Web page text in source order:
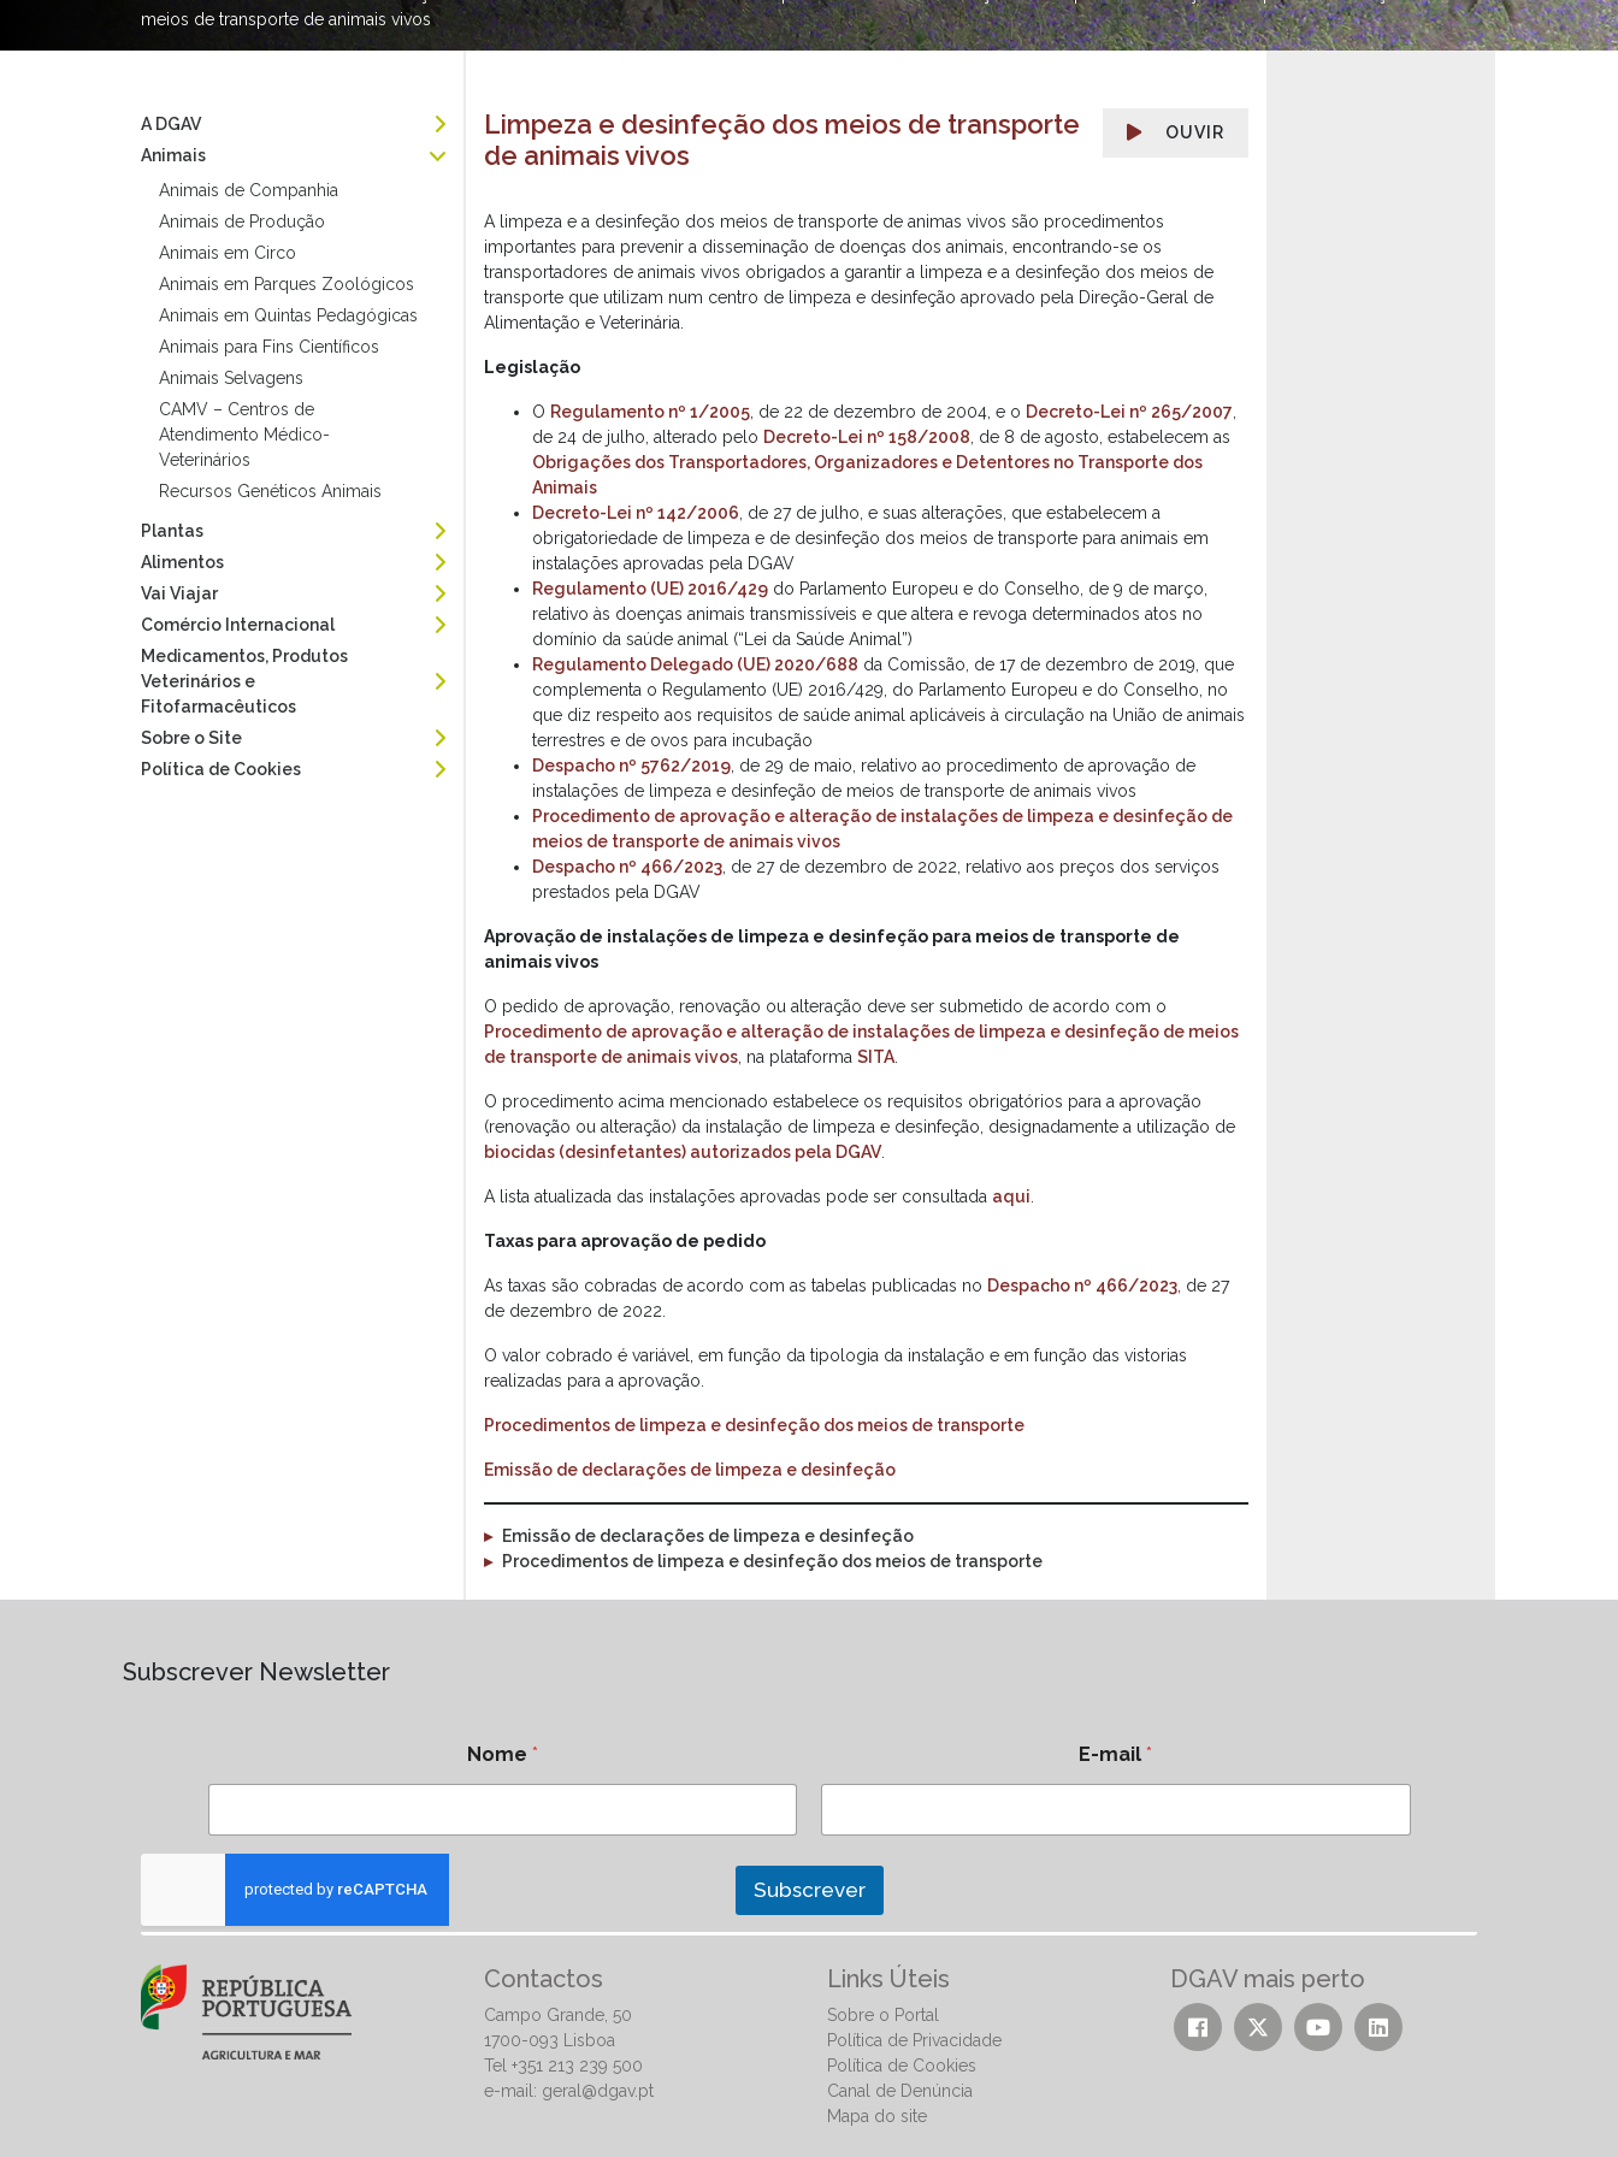
meios de transporte de animais vivos
A DGAV
Animais
Animais de Companhia
Animais de Produção
Animais em Circo
Animais em Parques Zoológicos
Animais em Quintas Pedagógicas
Animais para Fins Científicos
Animais Selvagens
CAMV – Centros de
Atendimento Médico-
Veterinários
Recursos Genéticos Animais
Plantas
Alimentos
Vai Viajar
Comércio Internacional
Medicamentos, Produtos
Veterinários e
Fitofarmacêuticos
Sobre o Site
Política de Cookies
OUVIR
Limpeza e desinfeção dos meios de transporte
de animais vivos
A limpeza e a desinfeção dos meios de transporte de animas vivos são procedimentos
importantes para prevenir a disseminação de doenças dos animais, encontrando-se os
transportadores de animais vivos obrigados a garantir a limpeza e a desinfeção dos meios de
transporte que utilizam num centro de limpeza e desinfeção aprovado pela Direção-Geral de
Alimentação e Veterinária.
Legislação
O Regulamento nº 1/2005 , de 22 de dezembro de 2004, e o Decreto-Lei nº 265/2007
de 24 de julho, alterado pelo Decreto-Lei nº 158/2008 , de 8 de agosto, estabelecem as
Obrigações dos Transportadores, Organizadores e Detentores no Transporte dos
Animais
Decreto-Lei nº 142/2006 , de 27 de julho, e suas alterações, que estabelecem a
obrigatoriedade de limpeza e de desinfeção dos meios de transporte para animais em
instalações aprovadas pela DGAV
Regulamento (UE) 2016/429 do Parlamento Europeu e do Conselho, de 9 de março,
relativo às doenças animais transmissíveis e que altera e revoga determinados atos no
domínio da saúde animal (“Lei da Saúde Animal”)
Regulamento Delegado (UE) 2020/688 da Comissão, de 17 de dezembro de 2019, que
complementa o Regulamento (UE) 2016/429, do Parlamento Europeu e do Conselho, no
que diz respeito aos requisitos de saúde animal aplicáveis à circulação na União de animais
terrestres e de ovos para incubação
Despacho nº 5762/2019 , de 29 de maio, relativo ao procedimento de aprovação de
instalações de limpeza e desinfeção de meios de transporte de animais vivos
Procedimento de aprovação e alteração de instalações de limpeza e desinfeção de
meios de transporte de animais vivos
Despacho nº 466/2023 , de 27 de dezembro de 2022, relativo aos preços dos serviços
prestados pela DGAV
Aprovação de instalações de limpeza e desinfeção para meios de transporte de
animais vivos
O pedido de aprovação, renovação ou alteração deve ser submetido de acordo com o
Procedimento de aprovação e alteração de instalações de limpeza e desinfeção de meios
de transporte de animais vivos , na plataforma SITA
O procedimento acima mencionado estabelece os requisitos obrigatórios para a aprovação
(renovação ou alteração) da instalação de limpeza e desinfeção, designadamente a utilização de
biocidas (desinfetantes) autorizados pela DGAV.
A lista atualizada das instalações aprovadas pode ser consultada aqui
Taxas para aprovação de pedido
As taxas são cobradas de acordo com as tabelas publicadas no Despacho nº 466/2023 , de 27
de dezembro de 2022.
O valor cobrado é variável, em função da tipologia da instalação e em função das vistorias
realizadas para a aprovação.
Procedimentos de limpeza e desinfeção dos meios de transporte
Emissão de declarações de limpeza e desinfeção
▸
Emissão de declarações de limpeza e desinfeção
▸
Procedimentos de limpeza e desinfeção dos meios de transporte
Subscrever Newsletter
Nome * E-mail*
Subscrever
Contactos
Campo Grande, 50
1700-093 Lisboa
Tel +351 213 239 500
e-mail: geral@dgav.pt
Links Úteis
Sobre o Portal
Política de Privacidade
Política de Cookies
Canal de Denúncia
Mapa do site
DGAV mais perto